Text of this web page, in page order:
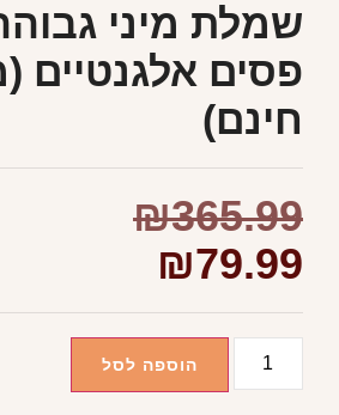
שמלת מיני
פסים אלגנטיים
חינם)
₪365.99
₪79.99
הוספה לסל